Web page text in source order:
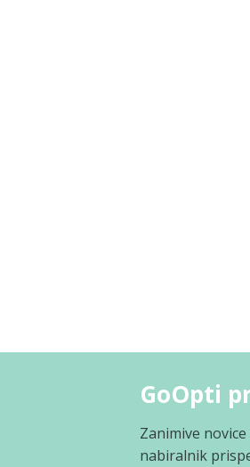
GoOpti
Zanimive
nabiralnik